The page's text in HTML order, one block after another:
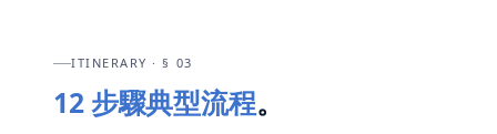
ITINERARY · § 03
12 步驟典型流程。